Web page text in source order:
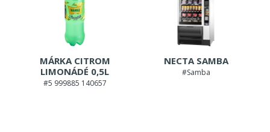
MÁRKA CITROM
LIMONÁDÉ 0,5L
#5 999885 140657
NECTA SAMBA
#Samba